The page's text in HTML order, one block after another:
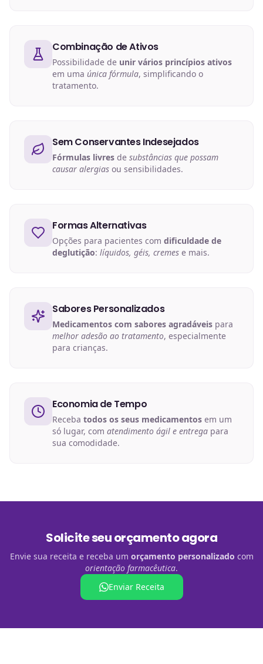
Combinação de Ativos
Possibilidade de unir vários princípios ativos
em uma única fórmula, simplificando o
tratamento.
Sem Conservantes Indesejados
Fórmulas livres de substâncias que possam
causar alergias ou sensibilidades.
Formas Alternativas
Opções para pacientes com dificuldade de
deglutição: líquidos, géis, cremes e mais.
Sabores Personalizados
Medicamentos com sabores agradáveis para
melhor adesão ao tratamento, especialmente
para crianças.
Economia de Tempo
Receba todos os seus medicamentos em um
só lugar, com atendimento ágil e entrega para
sua comodidade.
Solicite seu orçamento agora
Envie sua receita e receba um orçamento personalizado com
orientação farmacêutica.
Enviar Receita